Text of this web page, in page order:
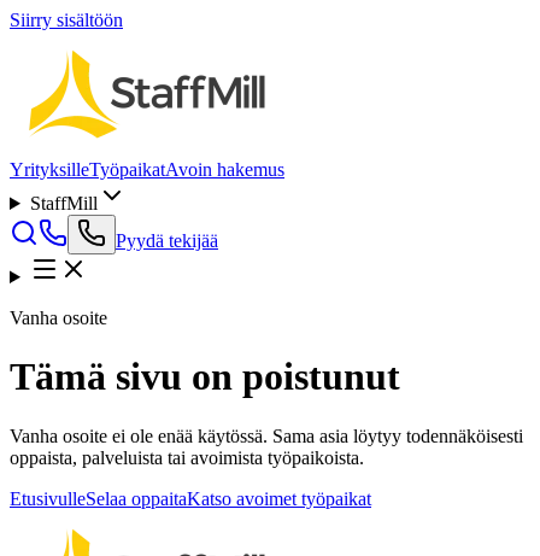
Siirry sisältöön
YrityksilleTyöpaikatAvoin hakemus
StaffMill
Pyydä tekijää
Vanha osoite
Tämä sivu on poistunut
Vanha osoite ei ole enää käytössä. Sama asia löytyy todennäköisesti
oppaista, palveluista tai avoimista työpaikoista.
EtusivulleSelaa oppaitaKatso avoimet työpaikat